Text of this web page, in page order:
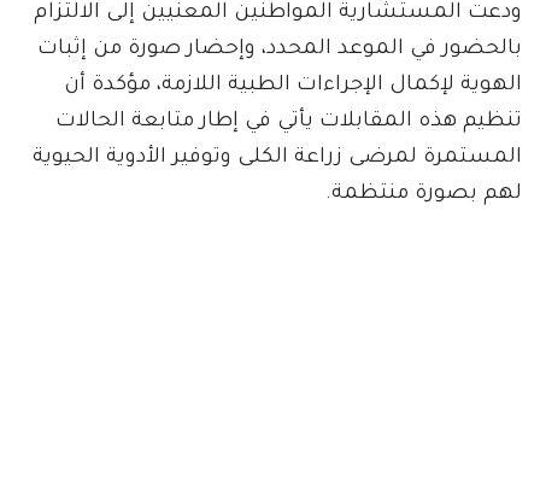
ودعت المستشارية المواطنين المعنيين إلى الالتزام
بالحضور في الموعد المحدد، وإحضار صورة من إثبات
الهوية لإكمال الإجراءات الطبية اللازمة، مؤكدة أن
تنظيم هذه المقابلات يأتي في إطار متابعة الحالات
المستمرة لمرضى زراعة الكلى وتوفير الأدوية الحيوية
لهم بصورة منتظمة.